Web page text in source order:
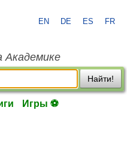
EN DE ES FR
Академике
Найти!
Игры ⚽